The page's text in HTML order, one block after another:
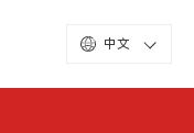
中文